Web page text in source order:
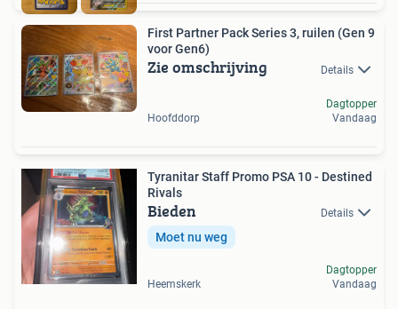
First Partner Pack Series 3, ruilen (Gen 9
voor Gen6)
Zie omschrijving Details
Hoofddorp
Dagtopper
Vandaag
Tyranitar Staff Promo PSA 10 - Destined
Rivals
Bieden Details
Moet nu weg
Heemskerk
Dagtopper
Vandaag